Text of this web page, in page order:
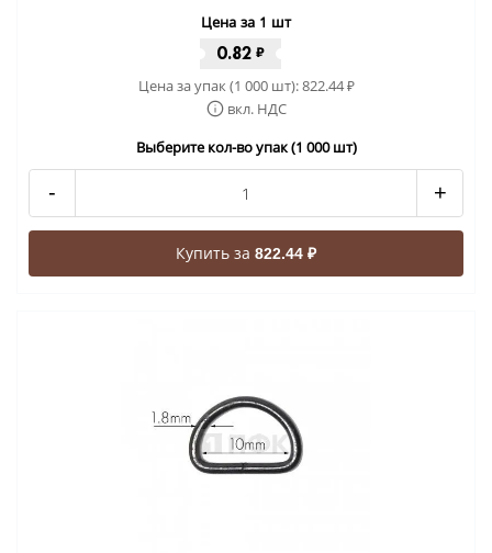
Цена за 1 шт
0.82 ₽
Цена за упак (1 000 шт):822.44₽
вкл. НДС
Выберите кол-во упак (1 000 шт)
- +
Купить за 822.44 ₽